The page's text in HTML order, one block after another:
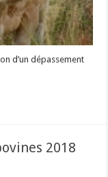
d’un dépassement
2018